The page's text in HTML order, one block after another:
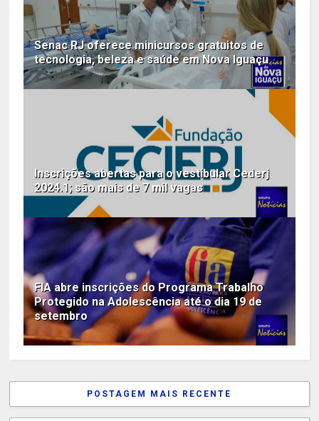
Senac RJ oferece minicursos gratuitos de
tecnologia, beleza e saúde em Nova Iguaçu
Inscrições abertas para o vestibular Cederj
2024.1; são mais de 7 mil vagas
FIA abre inscrições do Programa Trabalho
Protegido na Adolescência até o dia 19 de
setembro
POSTAGEM MAIS RECENTE